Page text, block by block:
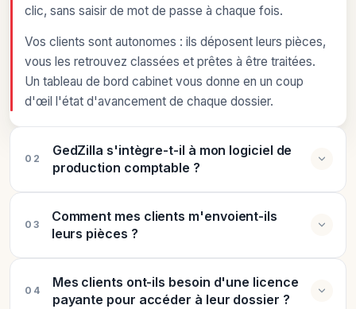
clic, sans saisir de mot de passe à chaque fois.
Vos clients sont autonomes : ils déposent leurs pièces,
vous les retrouvez classées et prêtes à être traitées.
Un tableau de bord cabinet vous donne en un coup
d'œil l'état d'avancement de chaque dossier.
02
GedZilla s'intègre-t-il à mon logiciel de
production comptable ?
03
Comment mes clients m'envoient-ils
leurs pièces ?
04
Mes clients ont-ils besoin d'une licence
payante pour accéder à leur dossier ?